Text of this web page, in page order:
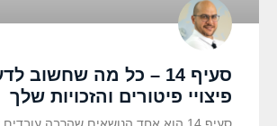
סעיף 14 – כל מה שחשוב
פיצויי פיטורים והזכויות שלך